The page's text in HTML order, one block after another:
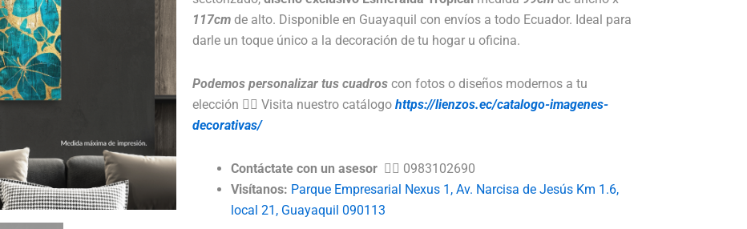
117cm de alto. Disponible en Guayaquil con envíos a todo Ecuador. Ideal para
darle un toque único a la decoración de tu hogar u oficina.
Podemos personalizar tus cuadros con fotos o diseños modernos a tu
elección 👉🏻 Visita nuestro catálogo https://lienzos.ec/catalogo-imagenes-
decorativas/
Contáctate con un asesor 👉🏻 0983102690
Visítanos: Parque Empresarial Nexus 1, Av. Narcisa de Jesús Km 1.6,
local 21, Guayaquil 090113